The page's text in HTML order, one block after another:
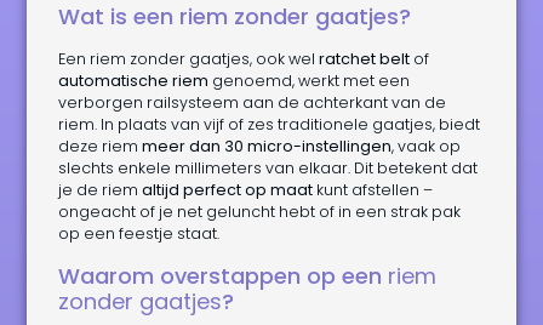
Wat is een riem zonder gaatjes?
Een riem zonder gaatjes, ook welratchet belt of
automatische riem genoemd, werkt met een
verborgen railsysteem aan de achterkant van de
riem. In plaats van vijf of zes traditionele gaatjes, biedt
deze riemmeer dan 30 micro-instellingen, vaak op
slechts enkele millimeters van elkaar. Dit betekent dat
je de riemaltijd perfect op maat kunt afstellen –
ongeacht of je net geluncht hebt of in een strak pak
op een feestje staat.
Waarom overstappen op een riem
zonder gaatjes?